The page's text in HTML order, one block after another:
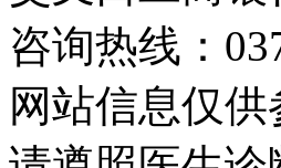
咨询热线：
网站信息仅